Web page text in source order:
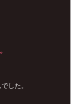
した。